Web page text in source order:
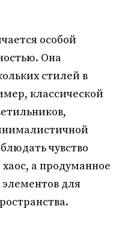
особой
Она
стилей в
классической
чувство
а продуманное
для